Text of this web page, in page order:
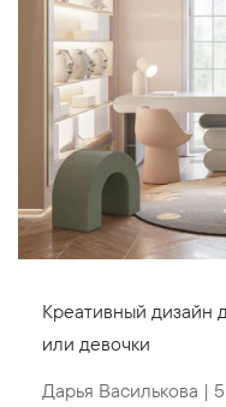
Креативный дизайн
или девочки
Дарья Василькова |